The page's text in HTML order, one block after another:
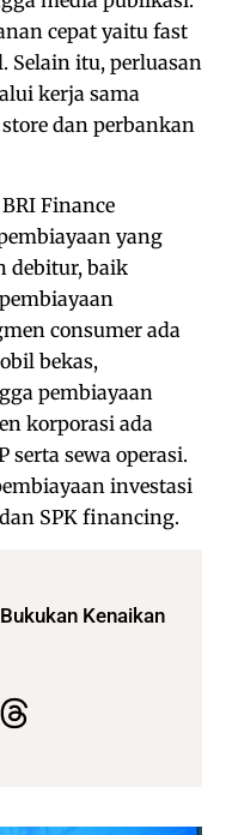
cepat yaitu fast
Selain itu, perluasan
kerja sama
dan perbankan
Finance
yang
debitur, baik
consumer ada
bekas,
pembiayaan
korporasi ada
serta sewa operasi.
investasi
SPK financing.
Kenaikan